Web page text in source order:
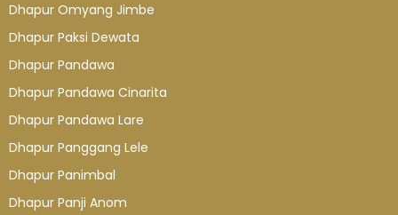
Dhapur Omyang Jimbe
Dhapur Paksi Dewata
Dhapur Pandawa
Dhapur Pandawa Cinarita
Dhapur Pandawa Lare
Dhapur Panggang Lele
Dhapur Panimbal
Dhapur Panji Anom